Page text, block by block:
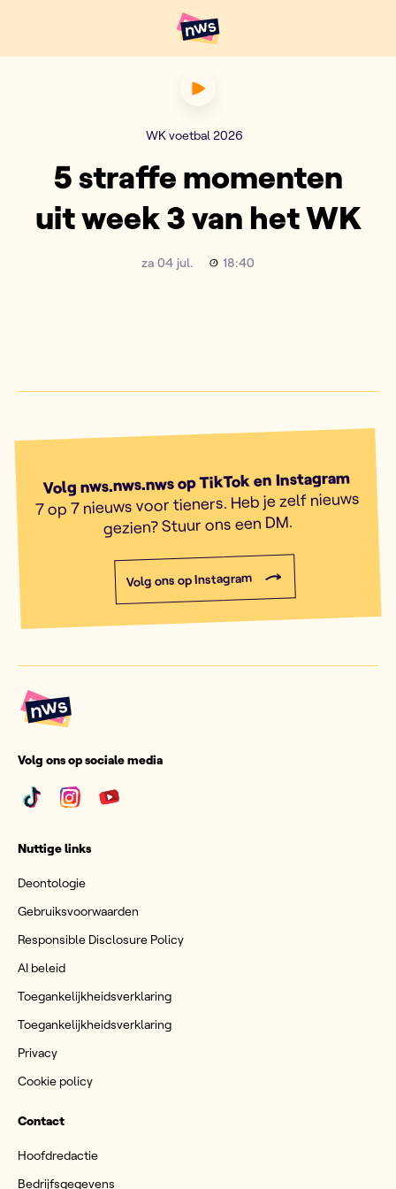
Hoofdpunten VRT NWS
5 straffe momenten uit
WK voetbal 2026
5 straffe momenten
uit week 3 van het WK
za 04 jul. 18:40
Volg nws.nws.nws op TikTok en Instagram
7 op 7 nieuws voor tieners. Heb je zelf nieuws
gezien? Stuur ons een DM.
Volg ons op Instagram
Volg ons op sociale media
Nuttige links
Deontologie
Gebruiksvoorwaarden
Responsible Disclosure Policy
AI beleid
Toegankelijkheidsverklaring
Toegankelijkheidsverklaring
Privacy
Cookie policy
Contact
Hoofdredactie
Bedrijfsgegevens